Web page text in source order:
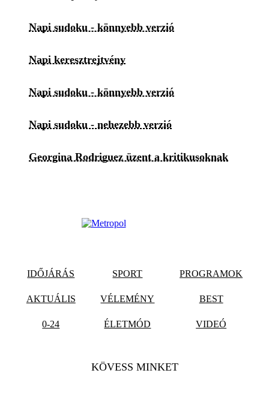
Napi sudoku - könnyebb verzió
Napi keresztrejtvény
Napi sudoku - könnyebb verzió
Napi sudoku - nehezebb verzió
Georgina Rodriguez üzent a kritikusoknak
IDŐJÁRÁS SPORT PROGRAMOK
AKTUÁLIS VÉLEMÉNY BEST
0-24 ÉLETMÓD VIDEÓ
KÖVESS MINKET